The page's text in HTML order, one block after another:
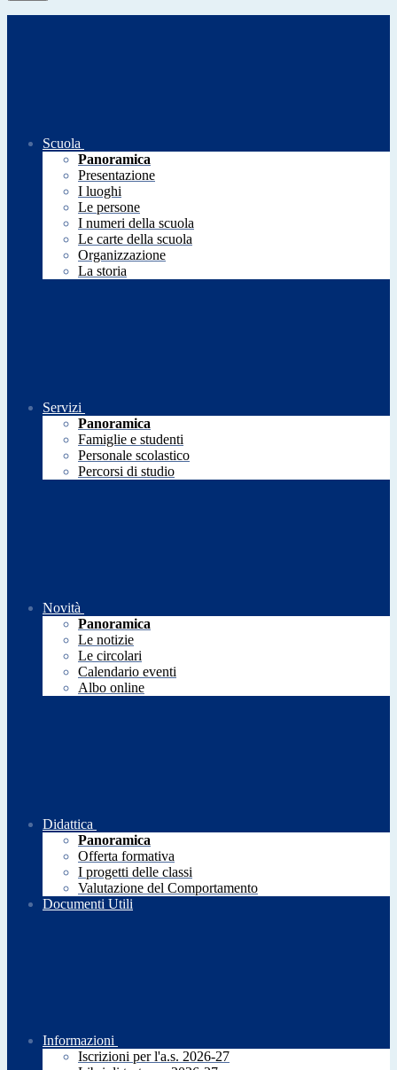
Scuola
Panoramica
Presentazione
I luoghi
Le persone
I numeri della scuola
Le carte della scuola
Organizzazione
La storia
Servizi
Panoramica
Famiglie e studenti
Personale scolastico
Percorsi di studio
Novità
Panoramica
Le notizie
Le circolari
Calendario eventi
Albo online
Didattica
Panoramica
Offerta formativa
I progetti delle classi
Valutazione del Comportamento
Documenti Utili
Informazioni
Iscrizioni per l'a.s. 2026-27